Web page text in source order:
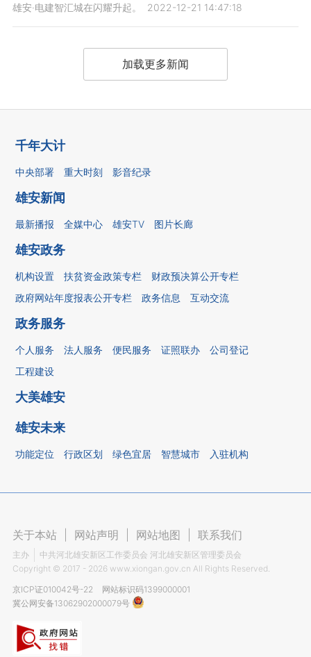
雄安·电建智汇城在闪耀升起。 2022-12-21 14:47:18
加载更多新闻
千年大计
中央部署 重大时刻 影音纪录
雄安新闻
最新播报 全媒中心 雄安TV 图片长廊
雄安政务
机构设置 扶贫资金政策专栏
财政预决算公开专栏
政府网站年度报表公开专栏
政务信息 互动交流
政务服务
个人服务 法人服务 便民服务 证照联办
公司登记
工程建设
大美雄安
雄安未来
功能定位 行政区划 绿色宜居 智慧城市 入驻机构
关于本站 网站声明 网站地图 联系我们
主办
中共河北雄安新区工作委员会 河北雄安新区管理委员会
Copyright © 2017 - 2026 www.xiongan.gov.cn All Rights Reserved.
京ICP证010042号-22
网站标识码1399000001
冀公网安备13062902000079号